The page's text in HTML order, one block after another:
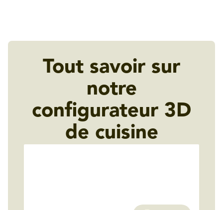
Tout savoir sur
notre
configurateur 3D
de cuisine